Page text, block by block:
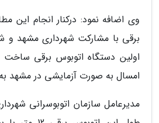
وی اضافه نمود: درکنار انجام این
برقی با مشارکت شهرداری مشهد و
اولین دستگاه اتوبوس برقی
امسال به صورت آزمایشی در مشهد
مدیرعامل سازمان اتوبوسرانی